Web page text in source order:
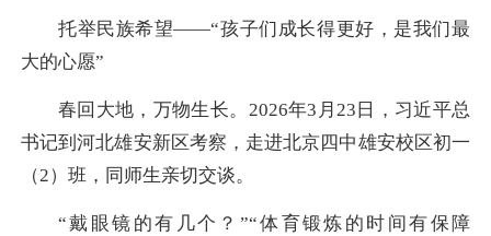
托举民族希望——“孩子们成长得更好，是我们最
大的心愿”
春回大地，万物生长。2026年3月23日，习近平总
书记到河北雄安新区考察，走进北京四中雄安校区初一
（2）班，同师生亲切交谈。
“戴眼镜的有几个？”“体育锻炼的时间有保障